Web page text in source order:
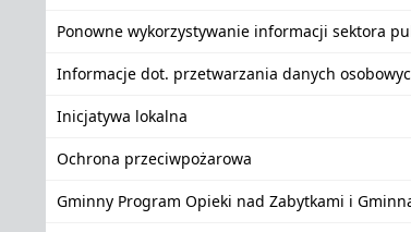
Ponowne wykorzystywanie informacji sektora
Informacje dot. przetwarzania danych
Inicjatywa lokalna
Ochrona przeciwpożarowa
Gminny Program Opieki nad Zabytkami i